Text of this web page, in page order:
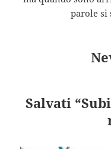
parole si
Salvati